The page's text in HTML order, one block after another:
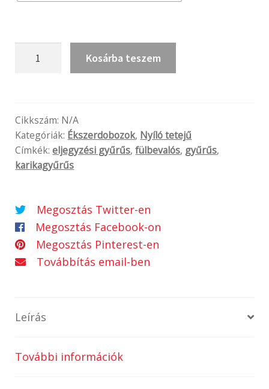
Kosárba teszem
Cikkszám: N/A
Kategóriák: Ékszerdobozok, Nyíló tetejű
Címkék:eljegyzési gyűrűs,fülbevalós, gyűrűs,
karikagyűrűs
Megosztás Twitter-en
Megosztás Facebook-on
Megosztás Pinterest-en
Továbbítás email-ben
Leírás
További információk